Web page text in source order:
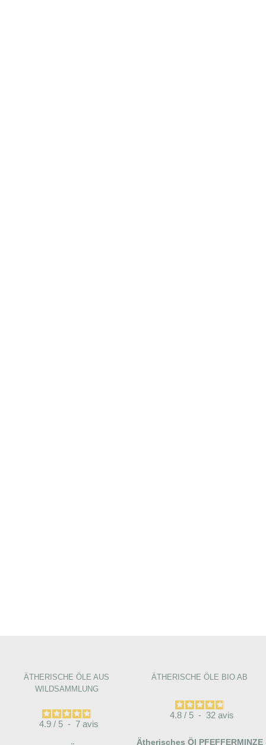
ÄTHERISCHE ÖLE AUS
WILDSAMMLUNG
4.9 / 5 - 7 avis
ÄTHERISCHE ÖLE BIO AB
4.8 / 5 - 32 avis
Ätherisches Öl PFEFFERMINZE